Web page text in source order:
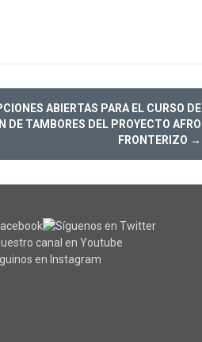
ABIERTAS PARA EL CURSO DE
DE TAMBORES DEL PROYECTO AFRO
FRONTERIZO →